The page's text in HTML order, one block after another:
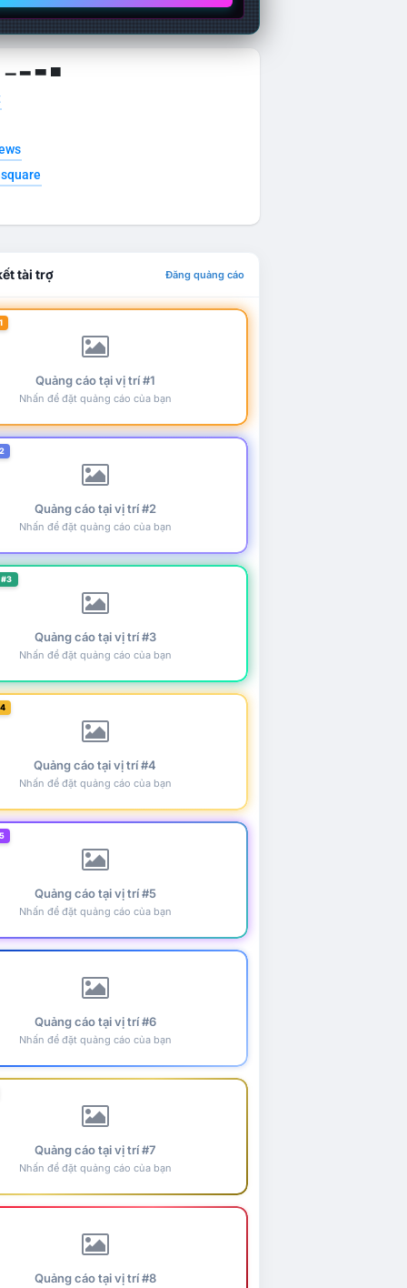
▁ ▂ ▃ ▄
tài trợ Đăng quảng cáo
Quảng cáo tại vị trí #1
Nhấn để đặt quảng cáo của bạn
Quảng cáo tại vị trí #2
Nhấn để đặt quảng cáo của bạn
Quảng cáo tại vị trí #3
Nhấn để đặt quảng cáo của bạn
Quảng cáo tại vị trí #4
Nhấn để đặt quảng cáo của bạn
Quảng cáo tại vị trí #5
Nhấn để đặt quảng cáo của bạn
Quảng cáo tại vị trí #6
Nhấn để đặt quảng cáo của bạn
Quảng cáo tại vị trí #7
Nhấn để đặt quảng cáo của bạn
Quảng cáo tại vị trí #8